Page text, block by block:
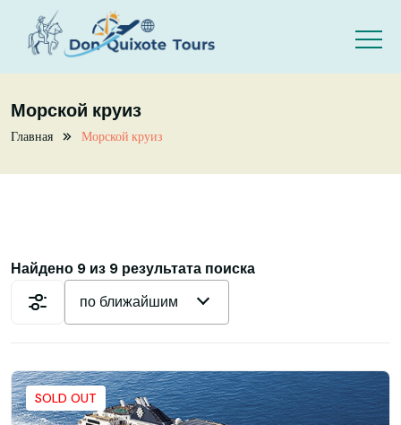
Skip to main content
Морской круиз
Главная Морской круиз
Найдено 9 из 9 результата поиска
по ближайшим
SOLD OUT